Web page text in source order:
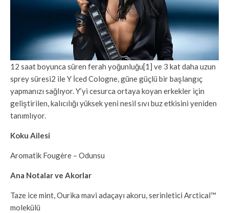
12 saat boyunca süren ferah yoğunluğu[1] ve 3 kat daha uzun
sprey süresi2 ile Y İced Cologne, güne güçlü bir başlangıç
yapmanızı sağlıyor. Y’yi cesurca ortaya koyan erkekler için
geliştirilen, kalıcılığı yüksek yeni nesil sıvı buz etkisini yeniden
tanımlıyor.
Koku Ailesi
Aromatik Fougère – Odunsu
Ana Notalar ve Akorlar
Taze ice mint, Ourika mavi adaçayı akoru, serinletici Arctical™
molekülü